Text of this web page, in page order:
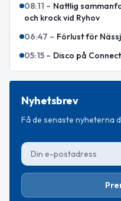
08:11 – Nattlig
och krock vid Ryhov
06:47 – Förlust för
05:15 – Disco på
Nyhetsbrev
Få de senaste nyheterna